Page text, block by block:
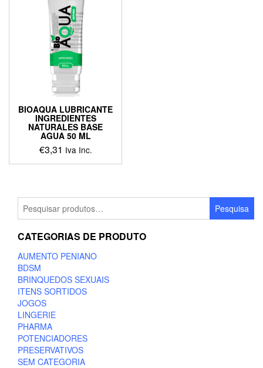
BIOAQUA LUBRICANTE
INGREDIENTES
NATURALES BASE
AGUA 50 ML
€3,31 Iva Inc.
por:
Pesquisa
CATEGORIAS DE PRODUTO
AUMENTO PENIANO
BDSM
BRINQUEDOS SEXUAIS
ITENS SORTIDOS
JOGOS
LINGERIE
PHARMA
POTENCIADORES
PRESERVATIVOS
SEM CATEGORIA